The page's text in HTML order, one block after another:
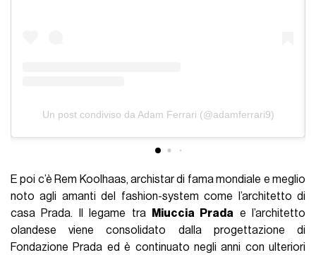
Un post condiviso da Adam Ferrari (@adamferrari9)
E poi c’è Rem Koolhaas, archistar di fama mondiale e meglio
noto agli amanti del fashion-system come l’architetto di
casa Prada. Il legame tra
Miuccia Prada e l’architetto
olandese viene consolidato dalla progettazione di
Fondazione Prada ed è continuato negli anni con ulteriori